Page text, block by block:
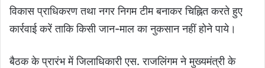
विकास प्राधिकरण तथा नगर निगम टीम बनाकर चिह्नित करते हुए
कार्रवाई करें ताकि किसी जान-माल का नुकसान नहीं होने पाये।
बैठक के प्रारंभ में जिलाधिकारी एस. राजलिंगम ने मुख्यमंत्री के